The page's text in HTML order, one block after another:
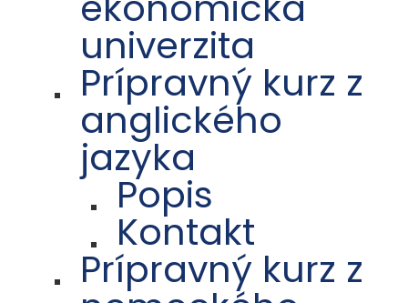
univerzita
Prípravný kurz z
anglického
jazyka
Popis
Kontakt
Prípravný kurz z